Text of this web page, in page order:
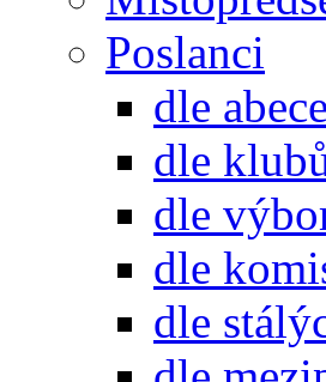
Poslanci
dle
dle
dle
dle
dle